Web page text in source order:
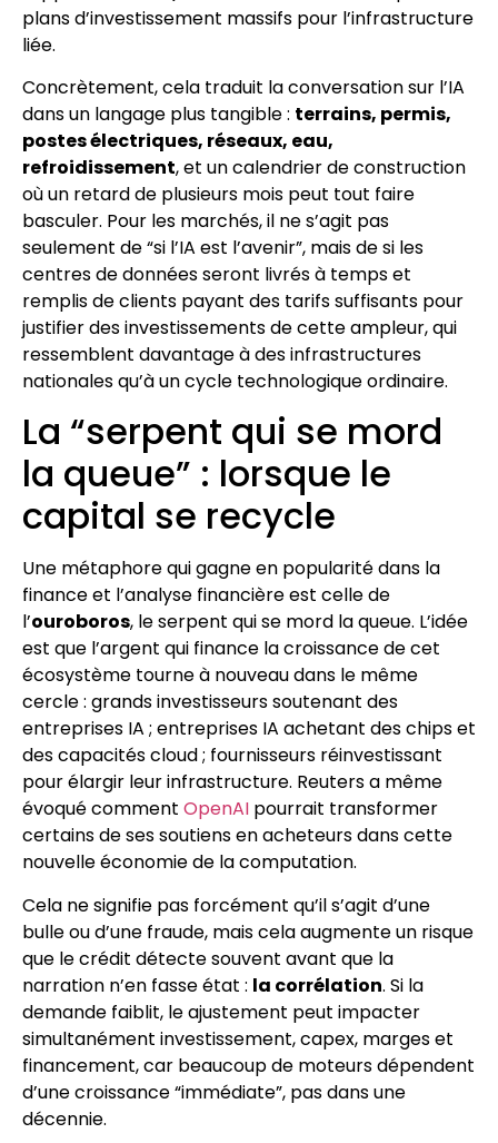
plans d’investissement massifs pour l’infrastructure
liée.
Concrètement, cela traduit la conversation sur l’IA
dans un langage plus tangible : terrains, permis,
postes électriques, réseaux, eau,
refroidissement, et un calendrier de construction
où un retard de plusieurs mois peut tout faire
basculer. Pour les marchés, il ne s’agit pas
seulement de “si l’IA est l’avenir”, mais de si les
centres de données seront livrés à temps et
remplis de clients payant des tarifs suffisants pour
justifier des investissements de cette ampleur, qui
ressemblent davantage à des infrastructures
nationales qu’à un cycle technologique ordinaire.
La “serpent qui se mord
la queue” : lorsque le
capital se recycle
Une métaphore qui gagne en popularité dans la
finance et l’analyse financière est celle de
l’ouroboros, le serpent qui se mord la queue. L’idée
est que l’argent qui finance la croissance de cet
écosystème tourne à nouveau dans le même
cercle : grands investisseurs soutenant des
entreprises IA ; entreprises IA achetant des chips et
des capacités cloud ; fournisseurs réinvestissant
pour élargir leur infrastructure. Reuters a même
évoqué comment OpenAI pourrait transformer
certains de ses soutiens en acheteurs dans cette
nouvelle économie de la computation.
Cela ne signifie pas forcément qu’il s’agit d’une
bulle ou d’une fraude, mais cela augmente un risque
que le crédit détecte souvent avant que la
narration n’en fasse état : la corrélation. Si la
demande faiblit, le ajustement peut impacter
simultanément investissement, capex, marges et
financement, car beaucoup de moteurs dépendent
d’une croissance “immédiate”, pas dans une
décennie.